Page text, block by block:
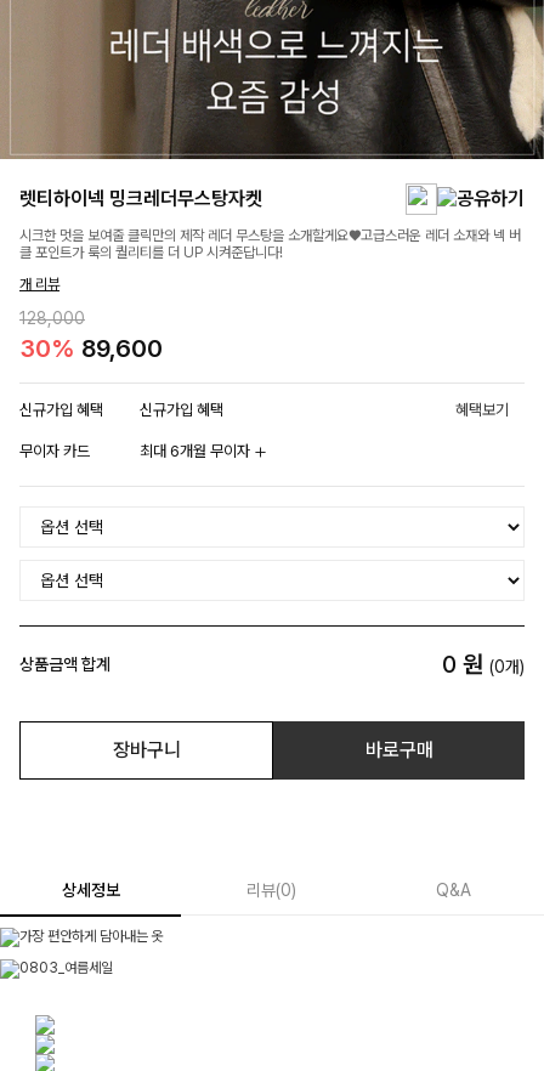
렛티하이넥 밍크레더무스탕자켓
시크한 멋을 보여줄 클릭만의 제작 레더 무스탕을 소개할게요♥고급스러운 레더 소재와 넥 버
클 포인트가 룩의 퀄리티를 더 UP 시켜준답니다!
개 리뷰
128,000
30% 89,600
신규가입 혜택 신규가입 혜택 혜택보기
무이자 카드 최대 6개월 무이자
상품금액 합계 0 원 (0개)
장바구니 바로구매
상세정보 리뷰(0) Q&A